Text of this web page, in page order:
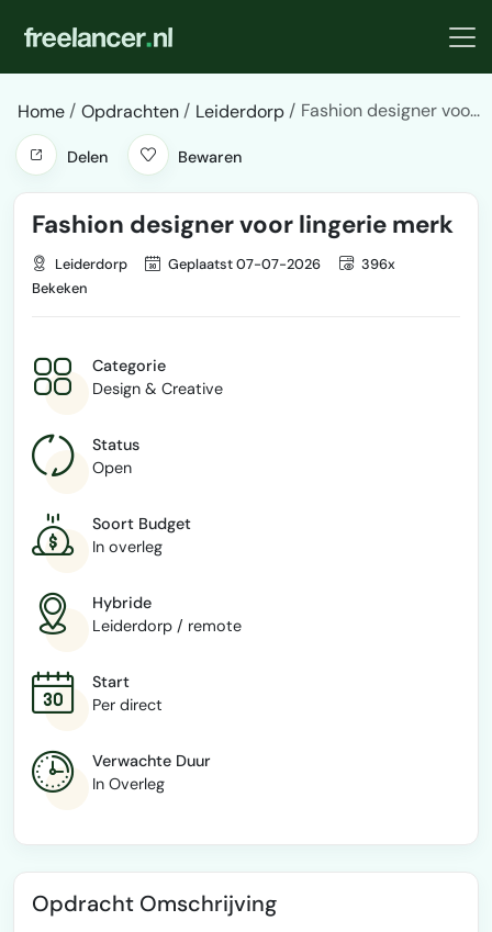
Home Opdrachten Leiderdorp Fashion designer voo...
Delen Bewaren
Fashion designer voor lingerie merk
Leiderdorp Geplaatst 07-07-2026
396x
Bekeken
Categorie
Design & Creative
Status
Open
Soort Budget
In overleg
Hybride
Leiderdorp / remote
Start
Per direct
Verwachte Duur
In Overleg
Opdracht Omschrijving